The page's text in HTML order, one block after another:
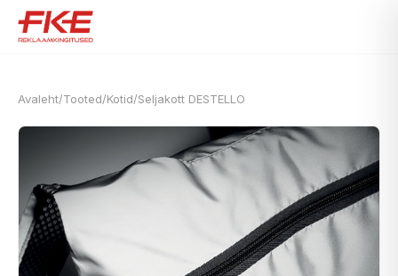
Avaleht/Tooted/Kotid/Seljakott DESTELLO